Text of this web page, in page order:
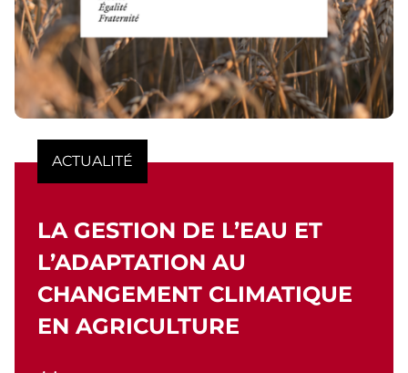
ACTUALITÉ
LA GESTION DE L’EAU ET
L’ADAPTATION AU
CHANGEMENT CLIMATIQUE
EN AGRICULTURE